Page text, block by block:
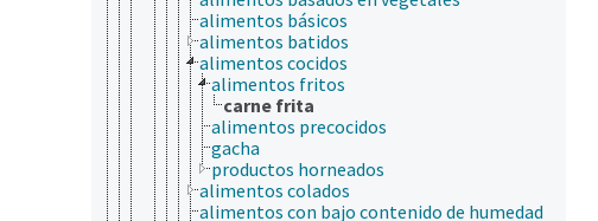
alimentos básicos
alimentos batidos
alimentos cocidos
alimentos fritos
carne frita
alimentos precocidos
gacha
productos horneados
alimentos colados
alimentos con bajo contenido de humedad